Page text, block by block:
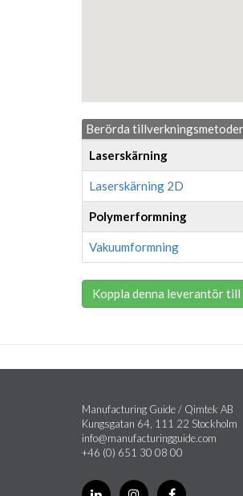
Berörda
Laserskärning
Laserskärning 2D
Polymerformning
Vakuumformning
Koppla denna leverantör
Manufacturing Guide / Qimtek AB
Kungsgatan 64, 111 22 Stockholm
info@manufacturingguide.com
+46 (0) 651 30 08 00